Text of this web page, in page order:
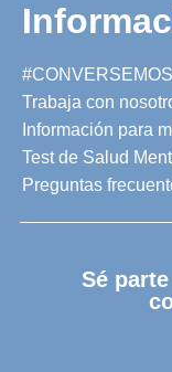
Trabaja con
Información para
Test de Salud
Preguntas
Sé